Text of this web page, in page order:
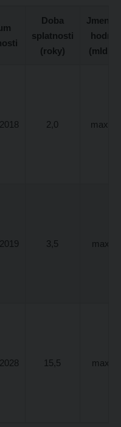
Doba
splatnosti
(roky)
(mld.
2,0 max.
3,5 max
15,5 max